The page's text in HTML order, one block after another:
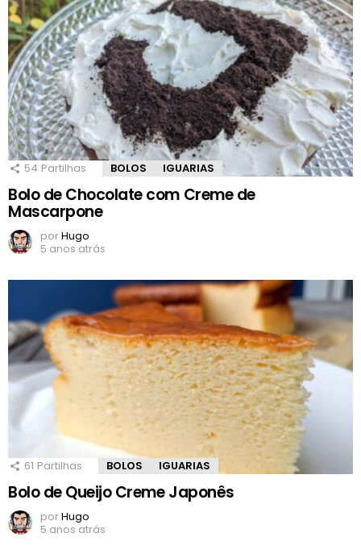
54 Partilhas BOLOS IGUARIAS
Bolo de Chocolate com Creme de
Mascarpone
porHugo
5 anos atrás
61 Partilhas BOLOS IGUARIAS
Bolo de Queijo Creme Japonês
porHugo
5 anos atrás